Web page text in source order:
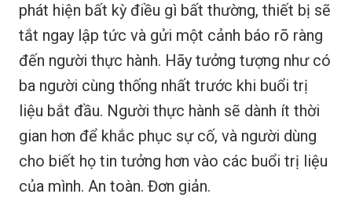
phát hiện bất kỳ điều gì bất thường, thiết bị sẽ
tắt ngay lập tức và gửi một cảnh báo rõ ràng
đến người thực hành. Hãy tưởng tượng như có
ba người cùng thống nhất trước khi buổi trị
liệu bắt đầu. Người thực hành sẽ dành ít thời
gian hơn để khắc phục sự cố, và người dùng
cho biết họ tin tưởng hơn vào các buổi trị liệu
của mình. An toàn. Đơn giản.